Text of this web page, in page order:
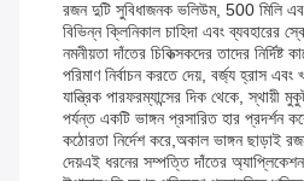
রজন দুটি সুবিধাজনক ভলিউম, 500 মিলি
বিভিন্ন ক্লিনিকাল চাহিদা এবং ব্যবহারের
নমনীয়তা দাঁতের চিকিত্সকদের তাদের
পরিমাণ নির্বাচন করতে দেয়, বর্জ্য হ্রাস
যান্ত্রিক পারফরম্যান্সের দিক থেকে,
পর্যন্ত একটি ভাঙ্গন প্রসারিত হার প্রদর্শন
কঠোরতা নির্দেশ করে,অকাল ভাঙ্গন ছাড়াই
দেয়এই ধরনের সম্পত্তি দাঁতের